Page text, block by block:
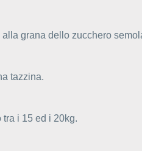
grana dello zucchero
tazzina.
i 15 ed i 20kg.